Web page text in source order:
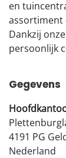
en
assortiment
Dankzij
persoonlijk
Gegevens
4191 PG
Nederland